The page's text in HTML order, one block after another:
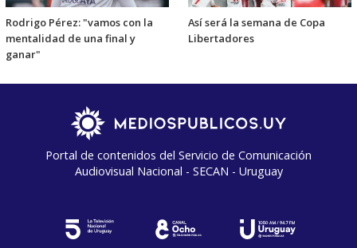
Rodrigo Pérez: "vamos con la
mentalidad de una final y
ganar"
Así será la semana de Copa
Libertadores
Portal de contenidos del Servicio de Comunicación
Audiovisual Nacional - SECAN - Uruguay